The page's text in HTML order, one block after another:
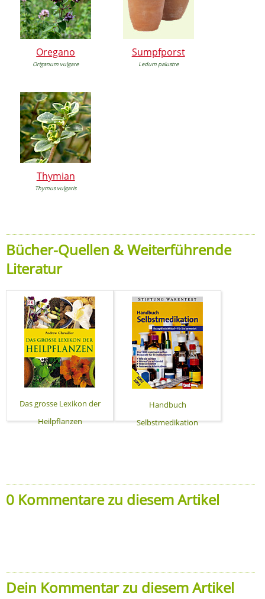
Oregano
Origanum vulgare
Sumpfporst
Ledum palustre
Thymian
Thymus vulgaris
Bücher-Quellen & Weiterführende
Literatur
Das grosse Lexikon der
Heilpflanzen
Handbuch
Selbstmedikation
0 Kommentare zu diesem Artikel
Dein Kommentar zu diesem Artikel